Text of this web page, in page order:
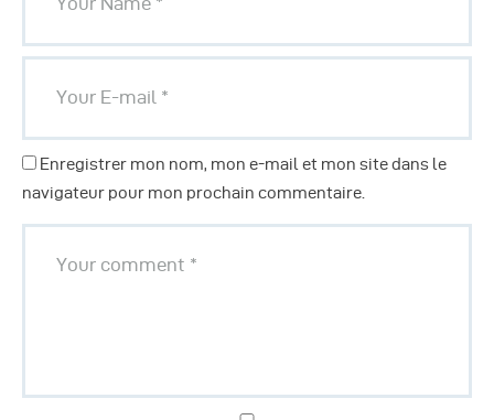
Enregistrer mon nom, mon e-mail et mon site dans le
navigateur pour mon prochain commentaire.